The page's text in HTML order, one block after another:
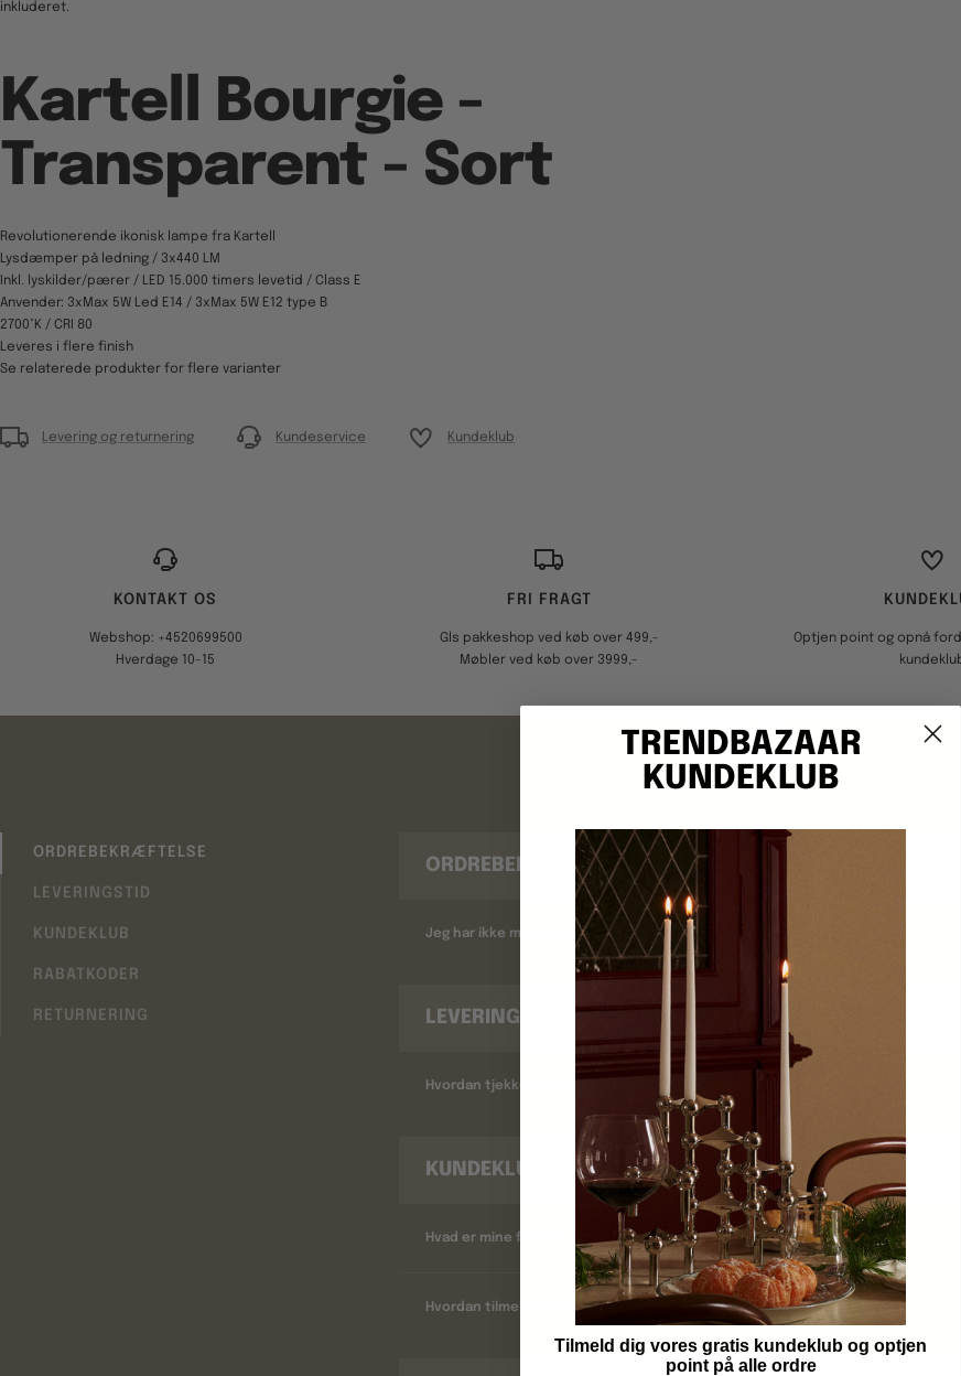
inkluderet.
Kartell Bourgie -
Transparent - Sort
Revolutionerende ikonisk lampe fra Kartell
Lysdæmper på ledning / 3x440 LM
Inkl. lyskilder/pærer / LED 15.000 timers levetid / Class E
Anvender: 3xMax 5W Led E14 / 3xMax 5W E12 type B
2700°K / CRI 80
Leveres i flere finish
Se relaterede produkter for flere varianter
Levering og returnering Kundeservice Kundeklub
KONTAKT OS
Webshop: +4520699500
Hverdage 10-15
FRI FRAGT
Gls pakkeshop ved køb over 499,-
Møbler ved køb over 3999,-
Optjen point og opnå
FAQ
ORDREBEKRÆFTELSE
LEVERINGSTID
KUNDEKLUB
RABATKODER
RETURNERING
ORDREBEKRÆFTELSE
Jeg har ikke modtaget en ordrebekræftelse ?
LEVERINGSTID
Hvordan tjekker jeg leveringstid ?
KUNDEKLUB
Hvad er mine fordele ?
Hvordan tilmelder jeg mig ?
TRENDBAZAAR
KUNDEKLUB
Tilmeld dig vores gratis kundeklub og optjen
point på alle ordre